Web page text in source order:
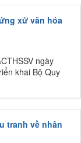
xử văn hóa
ngày
khai Bộ Quy
tranh về nhân